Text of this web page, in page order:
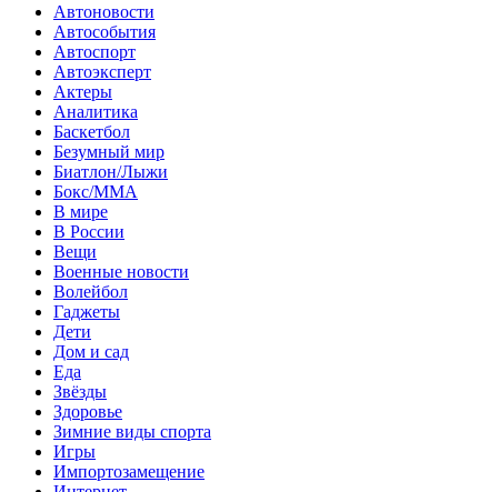
Автоновости
Автособытия
Автоспорт
Автоэксперт
Актеры
Аналитика
Баскетбол
Безумный мир
Биатлон/Лыжи
Бокс/MMA
В мире
В России
Вещи
Военные новости
Волейбол
Гаджеты
Дети
Дом и сад
Еда
Звёзды
Здоровье
Зимние виды спорта
Игры
Импортозамещение